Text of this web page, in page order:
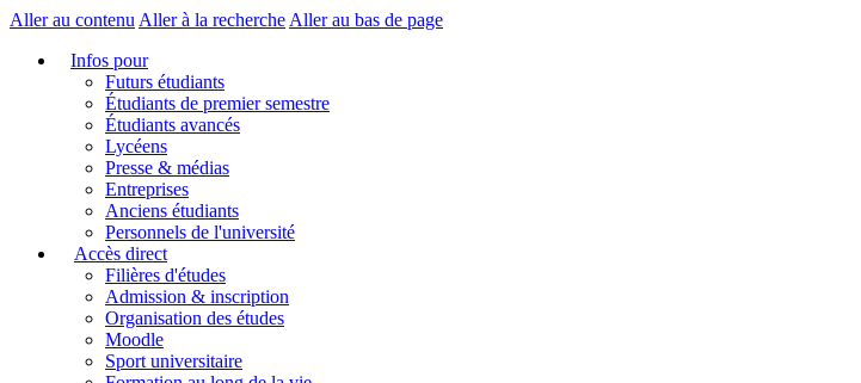
Aller au contenu Aller à la recherche Aller au bas de page
Infos pour
Futurs étudiants
Étudiants de premier semestre
Étudiants avancés
Lycéens
Presse & médias
Entreprises
Anciens étudiants
Personnels de l'université
Accès direct
Filières d'études
Admission & inscription
Organisation des études
Moodle
Sport universitaire